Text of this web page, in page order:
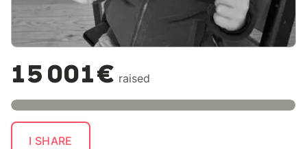
15 001€ raised
I SHARE